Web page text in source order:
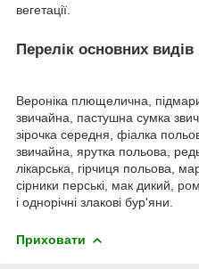
вегетації.
Перелік основних видів
Вероніка плющелична,
звичайна, пастушна сумка
зірочка середня, фіалка
звичайна, ярутка польова,
лікарська, гірчиця польова,
сірники перські, мак дикий,
і однорічні злакові бур'яни.
Приховати